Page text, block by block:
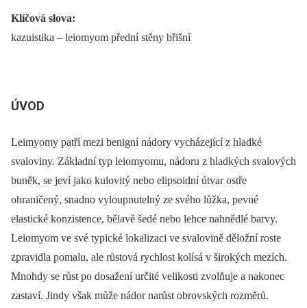
Klíčová slova:
kazuistika –⁠ leiomyom přední stěny břišní
ÚVOD
Leimyomy patří mezi benigní nádory vycházející z hladké
svaloviny. Základní typ leiomyomu, nádoru z hladkých svalových
buněk, se jeví jako kulovitý nebo elipsoidní útvar ostře
ohraničený, snadno vyloupnutelný ze svého lůžka, pevné
elastické konzistence, bělavě šedé nebo lehce nahnědlé barvy.
Leiomyom ve své typické lokalizaci ve svalovině děložní roste
zpravidla pomalu, ale růstová rychlost kolísá v širokých mezích.
Mnohdy se růst po dosažení určité velikosti zvolňuje a nakonec
zastaví. Jindy však může nádor narůst obrovských rozměrů.